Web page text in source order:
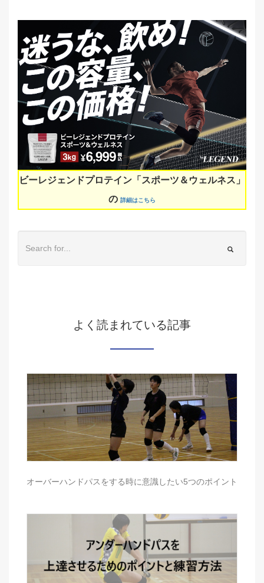
ビーレジェンドプロテイン「スポーツ＆ウェルネス」
の 詳細はこちら
よく読まれている記事
オーバーハンドパスをする時に意識したい5つのポイント